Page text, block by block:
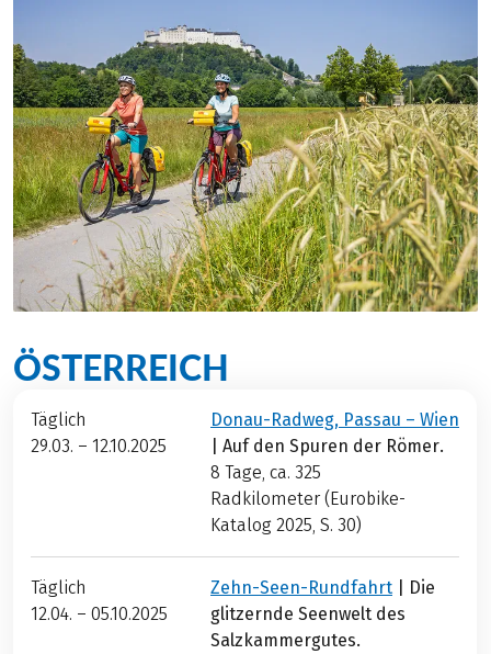
ÖSTERREICH
Täglich
29.03. – 12.10.2025
Donau-Radweg, Passau – Wien
| Auf den Spuren der Römer.
8 Tage, ca. 325
Radkilometer (Eurobike-
Katalog 2025, S. 30)
Täglich
12.04. – 05.10.2025
Zehn-Seen-Rundfahrt | Die
glitzernde Seenwelt des
Salzkammergutes.